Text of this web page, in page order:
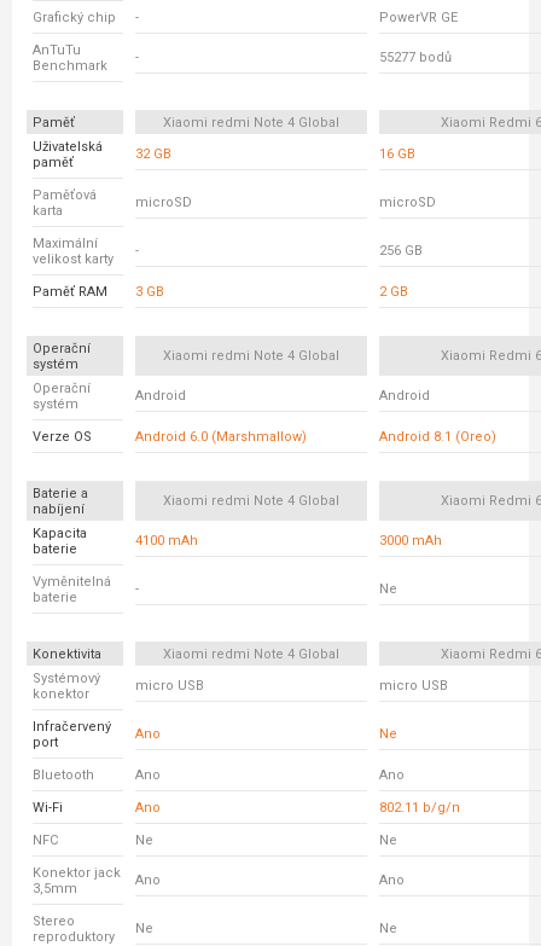
Grafický chip - PowerVR GE
AnTuTu
Benchmark
- 55277 bodů
Paměť Xiaomi redmi Note 4 Global
Xiaomi Redmi
Uživatelská
paměť
32 GB 16 GB
Paměťová
karta
microSD microSD
Maximální
velikost karty
- 256 GB
Paměť RAM 3 GB 2 GB
Operační
systém
Xiaomi redmi Note 4 Global Xiaomi Redmi
Operační
systém
Android Android
Verze OS Android 6.0 (Marshmallow) Android 8.1 (Oreo)
Baterie a
nabíjení
Xiaomi redmi Note 4 Global Xiaomi Redmi
Kapacita
baterie
4100 mAh 3000 mAh
Vyměnitelná
baterie
- Ne
Konektivita Xiaomi redmi Note 4 Global
Xiaomi Redmi
Systémový
konektor
micro USB micro USB
Infračervený
port
Ano Ne
Bluetooth Ano Ano
Wi-Fi Ano 802.11 b/g/n
NFC Ne Ne
Konektor jack
3,5mm
Ano Ano
Stereo
reproduktory
Ne Ne